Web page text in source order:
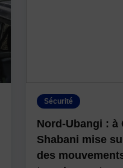
Sécurité
Nord-Ubangi : à
Shabani mise
des